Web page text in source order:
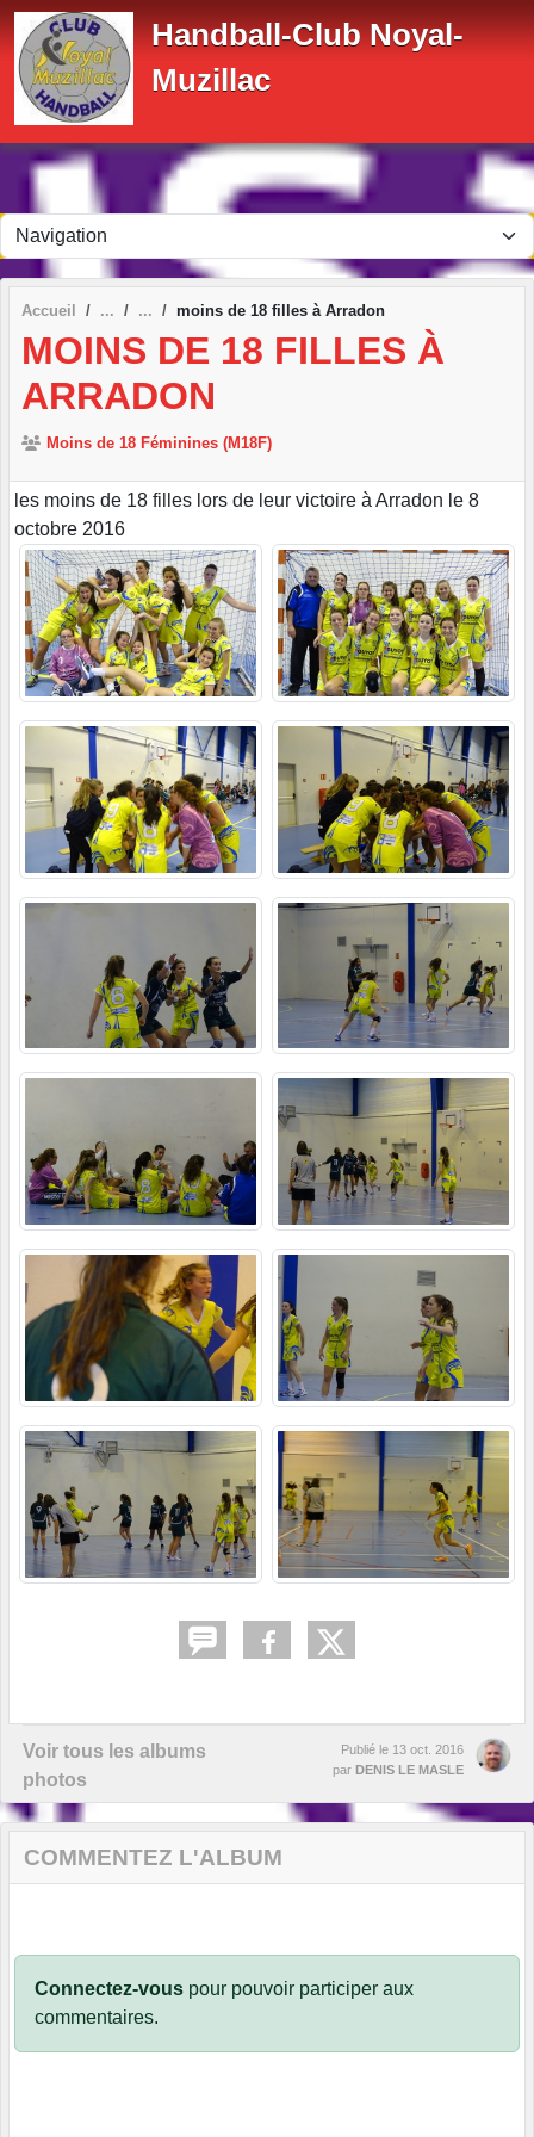
Handball-Club Noyal-
Muzillac
Accueil moins de 18 filles à Arradon
MOINS DE 18 FILLES À
ARRADON
Moins de 18 Féminines (M18F)
les moins de 18 filles lors de leur victoire à Arradon le 8
octobre 2016
Voir tous les albums
photos
Publié le 13 oct. 2016
par DENIS LE MASLE
COMMENTEZ L'ALBUM
Connectez-vous pour pouvoir participer aux
commentaires.
Panneau de gestion des cookies